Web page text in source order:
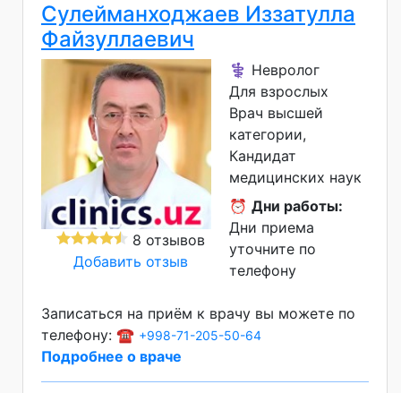
Сулейманходжаев Иззатулла
Файзуллаевич
8 отзывов
Добавить отзыв
⚕️ Невролог
Для взрослых
Врач высшей
категории
Кандидат
медицинских наук
⏰ Дни работы:
Дни приема
уточните по
телефону
Записаться на приём к врачу вы можете по
телефону: ☎️ +998-71-205-50-64
Подробнее о враче